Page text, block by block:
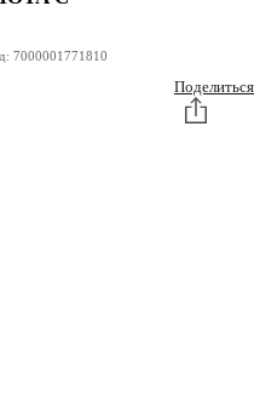
7000001771810
Поделиться